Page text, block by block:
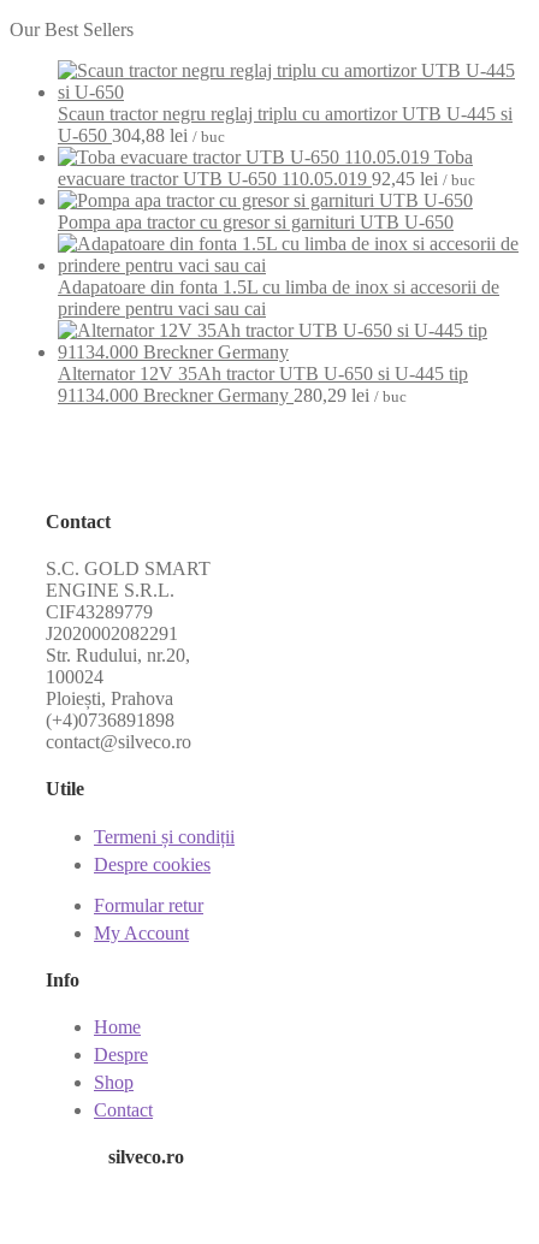
Our Best Sellers
Scaun tractor negru reglaj triplu cu amortizor UTB U-445 si
U-650 304,88 lei / buc
Toba
evacuare tractor UTB U-650 110.05.019 92,45 lei / buc
Pompa apa tractor cu gresor si garnituri UTB U-650
Adapatoare din fonta 1.5L cu limba de inox si accesorii de
prindere pentru vaci sau cai
Alternator 12V 35Ah tractor UTB U-650 si U-445 tip
91134.000 Breckner Germany 280,29 lei / buc
Contact
S.C. GOLD SMART
ENGINE S.R.L.
CIF43289779
J2020002082291
Str. Rudului, nr.20,
100024
Ploiești, Prahova
(+4)0736891898
contact@silveco.ro
Utile
Termeni și condiții
Despre cookies
Formular retur
My Account
Info
Home
Despre
Shop
Contact
silveco.ro